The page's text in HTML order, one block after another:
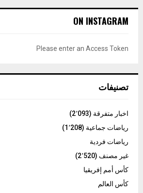
h
ON INSTAGRAM
Please enter an Access Token
تصنيفات
اخبار متفرقة (2٬093)
رياضات جماعية (1٬208)
رياضات فردية
غير مصنف (2٬520)
كأس أمم إفريقيا
كأس العالم